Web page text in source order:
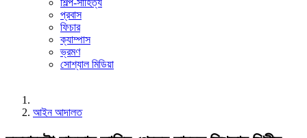
শিল্প-সাহিত্য
প্রবাস
ফিচার
ক্যাম্পাস
ভ্রমণ
সোশ্যাল মিডিয়া
আইন আদালত